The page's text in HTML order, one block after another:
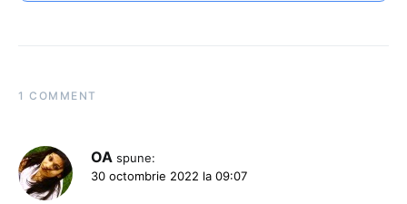
1 COMMENT
OA spune:
30 octombrie 2022 la 09:07